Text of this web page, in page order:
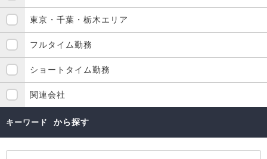
東京・千葉・栃木エリア
フルタイム勤務
ショートタイム勤務
関連会社
キーワード から探す